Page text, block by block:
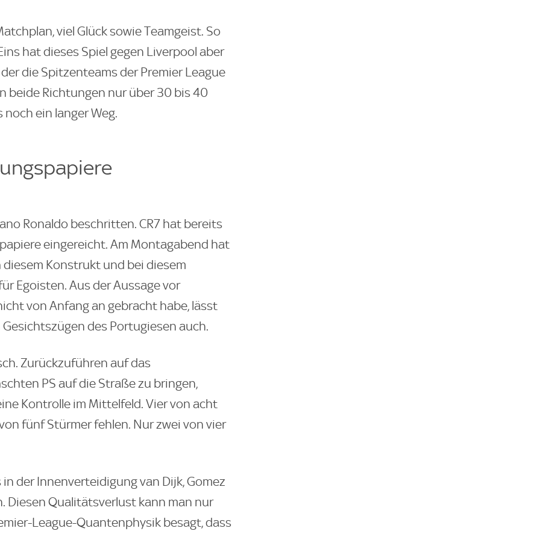
viel Glück sowie Teamgeist. So
hat dieses Spiel gegen Liverpool aber
die Spitzenteams der Premier League
beide Richtungen nur über 30 bis 40
ein langer Weg.
Ronaldo beschritten. CR7 hat bereits
eingereicht. Am Montagabend hat
diesem Konstrukt und bei diesem
Egoisten. Aus der Aussage vor
von Anfang an gebracht habe, lässt
des Portugiesen auch.
Zurückzuführen auf das
PS auf die Straße zu bringen,
Kontrolle im Mittelfeld. Vier von acht
fünf Stürmer fehlen. Nur zwei von vier
in der Innenverteidigung van Dijk, Gomez
Diesen Qualitätsverlust kann man nur
League-Quantenphysik besagt, dass